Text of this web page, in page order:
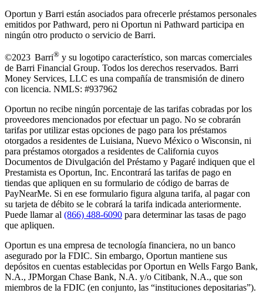
Oportun y Barri están asociados para ofrecerle préstamos personales
emitidos por Pathward, pero ni Oportun ni Pathward participa en
ningún otro producto o servicio de Barri.
©2023 Barri® y su logotipo característico, son marcas comerciales
de Barri Financial Group. Todos los derechos reservados. Barri
Money Services, LLC es una compañía de transmisión de dinero
con licencia. NMLS: #937962
Oportun no recibe ningún porcentaje de las tarifas cobradas por los
proveedores mencionados por efectuar un pago. No se cobrarán
tarifas por utilizar estas opciones de pago para los préstamos
otorgados a residentes de Luisiana, Nuevo México o Wisconsin, ni
para préstamos otorgados a residentes de California cuyos
Documentos de Divulgación del Préstamo y Pagaré indiquen que el
Prestamista es Oportun, Inc. Encontrará las tarifas de pago en
tiendas que apliquen en su formulario de código de barras de
PayNearMe. Si en ese formulario figura alguna tarifa, al pagar con
su tarjeta de débito se le cobrará la tarifa indicada anteriormente.
Puede llamar al (866) 488-6090 para determinar las tasas de pago
que apliquen.
Oportun es una empresa de tecnología financiera, no un banco
asegurado por la FDIC. Sin embargo, Oportun mantiene sus
depósitos en cuentas establecidas por Oportun en Wells Fargo Bank,
N.A., JPMorgan Chase Bank, N.A. y/o Citibank, N.A., que son
miembros de la FDIC (en conjunto, las “instituciones depositarias”).